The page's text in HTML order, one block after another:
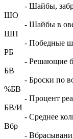
- Шайбы,
ШО
- Шайбы в
ШП
- Победные
РБ
- Решающие
БВ
- Броски по
%БВ
- Процент
БВ/И
- Среднее
Вбр
-